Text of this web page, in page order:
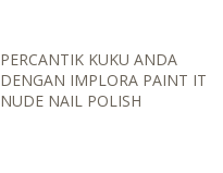
PERCANTIK KUKU ANDA
DENGAN IMPLORA PAINT IT
NUDE NAIL POLISH